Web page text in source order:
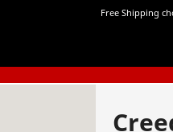
Free Shipping